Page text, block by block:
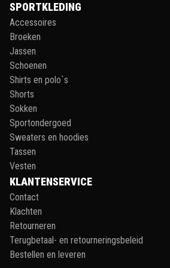
SPORTKLEDING
Accessoires
Broeken
Jassen
Schoenen
Shirts en polo`s
Shorts
Sokken
Sportondergoed
Sweaters en hoodies
Tassen
Vesten
KLANTENSERVICE
Contact
Klachten
Retourneren
Terugbetaal- en retourneringsbeleid
Bestellen en leveren